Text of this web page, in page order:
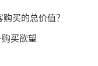
买的总价值？
买欲望